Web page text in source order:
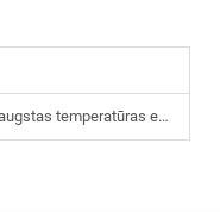
enerģijas un enerģijas sistēmās